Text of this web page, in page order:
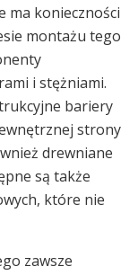
ma konieczności
montażu tego
i stężniami.
bariery
strony
drewniane
są także
które nie
zawsze